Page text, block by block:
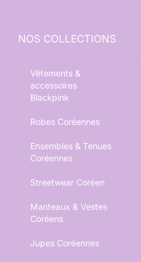
NOS COLLECTIONS
Vêtements &
accessoires
Blackpink
Robes Coréennes
Ensembles & Tenues
Coréennes
Streetwear Coréen
Manteaux & Vestes
Coréens
Jupes Coréennes